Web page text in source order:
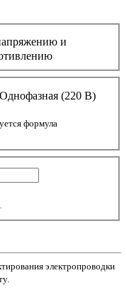
и
Однофазная (220 В)
формула
электропроводки